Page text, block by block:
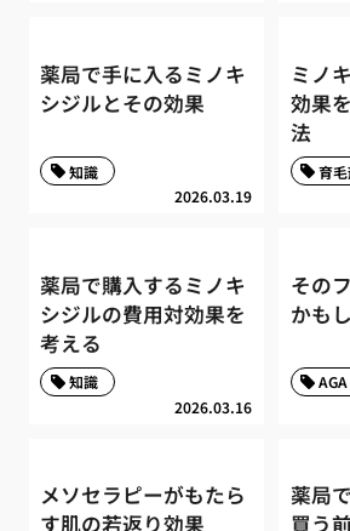
薬局で手に入るミノキ
シジルとその効果
2026.03.19
知識
ミノ
効果
法
育
薬局で購入するミノキ
シジルの費用対効果を
考える
2026.03.16
知識
その
かも
AGA
メソセラピーがもたら
す肌の若返り効果
薬局
買う